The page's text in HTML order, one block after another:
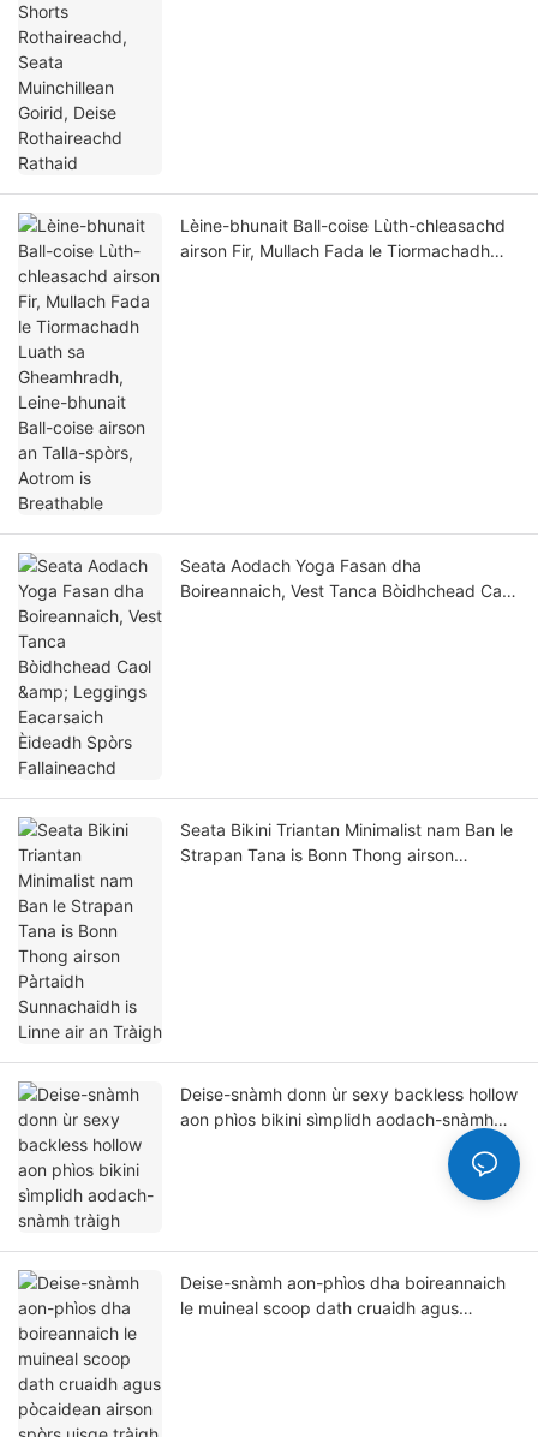
Lèine-bhunait Ball-coise Lùth-chleasachd
airson Fir, Mullach Fada le Tiormachadh
Seata Aodach Yoga Fasan dha
Boireannaich, Vest Tanca Bòidhchead Caol
Seata Bikini Triantan Minimalist nam Ban le
Strapan Tana is Bonn Thong airson
Deise-snàmh donn ùr sexy backless hollow
aon phìos bikini sìmplidh aodach-snàmh
Deise-snàmh aon-phìos dha boireannaich
le muineal scoop dath cruaidh agus